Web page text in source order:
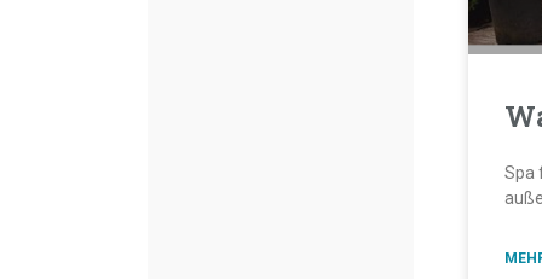
Spa